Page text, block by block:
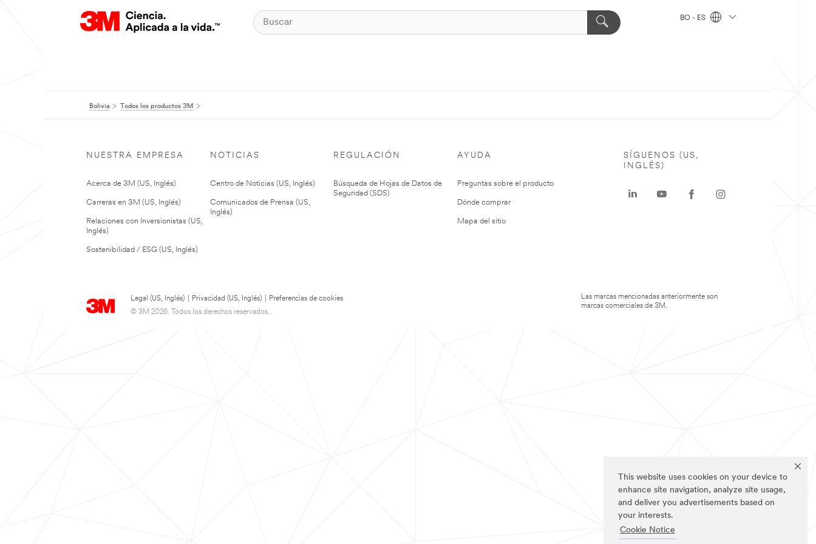
This website uses cookies on your device to
enhance site navigation, analyze site usage,
and deliver you advertisements based on
your interests.
Cookie Notice
BO - ES
Bolivia Todos los productos 3M
NUESTRA EMPRESA
Acerca de 3M (US, Inglés)
Carreras en 3M (US, Inglés)
Relaciones con Inversionistas (US,
Inglés)
Sostenibilidad / ESG (US, Inglés)
NOTICIAS
Centro de Noticias (US, Inglés)
Comunicados de Prensa (US,
Inglés)
REGULACIÓN
Búsqueda de Hojas de Datos de
Seguridad (SDS)
AYUDA
Preguntas sobre el producto
Dónde comprar
Mapa del sitio
Legal (US, Inglés) Privacidad (US, Inglés)
Preferencias de cookies
© 3M 2026. Todos los derechos reservados..
SÍGUENOS (US,
INGLÉS)
Las marcas mencionadas anteriormente son
marcas comerciales de 3M.